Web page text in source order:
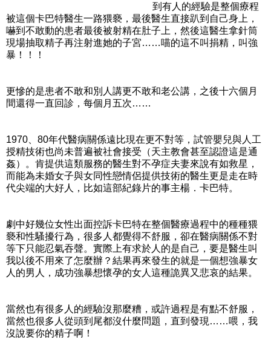
到有人的經驗是整個療程
被這個卡巴特醫生一路猥褻，最後醫生直接趴到自己身上，
嚇到不敢動的患者最後被射精在肚子上，然後這醫生拿針筒
現場抽取精子再注射進她的子宮……喵的這不叫捐精，叫強
暴！！！
更慘的是患者不敢和別人講更不敢和老公講，之後十六個月
間還得一直回診，每個月五次……
1970、80年代醫病關係遠比現在更不對等，試管嬰兒與人工
授精技術也尚未普遍被社會接受（天主教會甚至認證這是通
姦）。肯提供這類服務的醫生對不孕症夫妻來說有如救星，
而能為未婚女子與女同性戀情侶提供技術的醫生更是走在時
代尖端的大好人，比如這部紀錄片的事主楊．卡巴特。
劇中好幾位女性出面控訴卡巴特在整個醫療過程中的種種猥
褻和性騷擾行為，很多人都覺得不舒服，卻在醫病關係不對
等下只能忍氣吞聲。實際上有求於人的是自己，要是醫生叫
我以後不用來了怎麼辦？結果再來發生的就是一個想強暴女
人的男人，成功強暴想懷孕的女人這種詭異又悲哀的結果。
當然也有很多人的經驗沒那麼糟，或許過程是有點不舒服，
當然也很多人從頭到尾都沒什麼問題，直到發現……喂，我
沒說要你的精子啊！